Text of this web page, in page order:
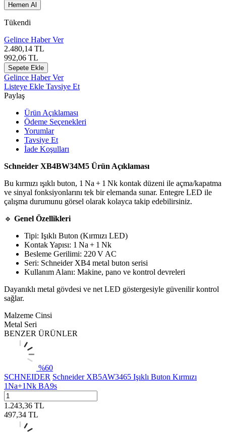
Hemen Al
Tükendi
Gelince Haber Ver
2.480,14 TL
992,06 TL
Sepete Ekle
Gelince Haber Ver
Listeye Ekle Tavsiye Et
Paylaş
Ürün Açıklaması
Ödeme Seçenekleri
Yorumlar
Tavsiye Et
İade Koşulları
Schneider XB4BW34M5 Ürün Açıklaması
Bu kırmızı ışıklı buton, 1 Na + 1 Nk kontak düzeni ile açma/kapatma
ve sinyal fonksiyonlarını tek bir elemanda sunar. Entegre LED ile
çalışma durumunu görsel olarak kolayca takip edebilirsiniz.
🔹 Genel Özellikleri
Tipi: Işıklı Buton (Kırmızı LED)
Kontak Yapısı: 1 Na + 1 Nk
Besleme Gerilimi: 220 V AC
Seri: Schneider XB4 metal buton serisi
Kullanım Alanı: Makine, pano ve kontrol devreleri
Dayanıklı metal gövdesi ve net LED göstergesiyle güvenilir kontrol
sağlar.
Malzeme Cinsi
Metal Seri
BENZER ÜRÜNLER
%60
SCHNEIDER Schneider XB5AW3465 Işıklı Buton Kırmızı
1Na+1Nk BA9s
1.243,36 TL
497,34 TL